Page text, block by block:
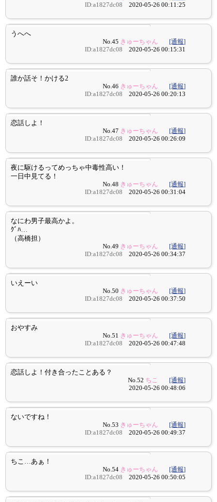
ID:a1827dc08 2020-05-26 00:11:25
うへへ
No.45 きゅーちゃん
[通報]
ID:a1827dc08 2020-05-26 00:15:31
誰か話そ！かける2
No.46 きゅーちゃん
[通報]
ID:a1827dc08 2020-05-26 00:20:13
恋話しよ！
No.47 きゅーちゃん
[通報]
ID:a1827dc08 2020-05-26 00:26:09
夜に駆けるってめっちゃ中毒性高い！
一日中見てる！
No.48 きゅーちゃん
[通報]
ID:a1827dc08 2020-05-26 00:31:04
なにわ男子最高かよ。
ｸﾞﾊ…
（高橋担）
No.49 きゅーちゃん
[通報]
ID:a1827dc08 2020-05-26 00:34:37
いえーい
No.50 きゅーちゃん
[通報]
ID:a1827dc08 2020-05-26 00:37:50
おやすみ
No.51 きゅーちゃん
[通報]
ID:a1827dc08 2020-05-26 00:47:48
恋話しよ！付き合ったことある？
No.52 ちこ
[通報]
2020-05-26 00:48:06
ないですね！
No.53 きゅーちゃん
[通報]
ID:a1827dc08 2020-05-26 00:49:37
ちこ…あぁ！
No.54 きゅーちゃん
[通報]
ID:a1827dc08 2020-05-26 00:50:05